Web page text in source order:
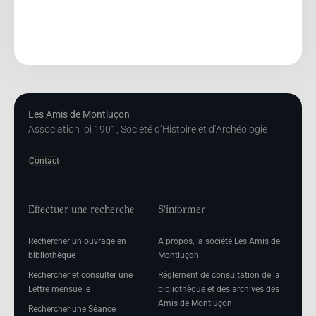
Les Amis de Montluçon
Association loi 1901, Société d’Histoire et d’Archéologie
Contact
Effectuer une recherche
Rechercher un ouvrage en
bibliothèque
Rechercher et consulter une
Lettre mensuelle
Rechercher une Séance
S'informer
A propos, la société Les Amis de
Montluçon
Réglement de consultation de la
bibliothèque et des archives des
Amis de Montluçon